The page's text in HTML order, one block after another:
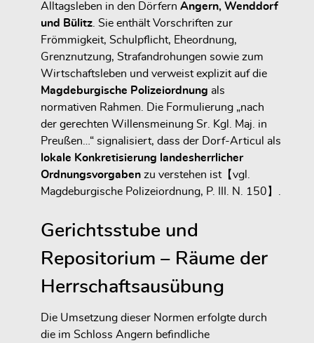
Alltagsleben in den Dörfern Angern, Wenddorf
und Bülitz. Sie enthält Vorschriften zur
Frömmigkeit, Schulpflicht, Eheordnung,
Grenznutzung, Strafandrohungen sowie zum
Wirtschaftsleben und verweist explizit auf die
Magdeburgische Polizeiordnung als
normativen Rahmen. Die Formulierung „nach
der gerechten Willensmeinung Sr. Kgl. Maj. in
Preußen…“ signalisiert, dass der Dorf-Articul als
lokale Konkretisierung landesherrlicher
Ordnungsvorgaben zu verstehen ist【vgl.
Magdeburgische Polizeiordnung, P. III. N. 150】.
Gerichtsstube und
Repositorium – Räume der
Herrschaftsausübung
Die Umsetzung dieser Normen erfolgte durch
die im Schloss Angern befindliche